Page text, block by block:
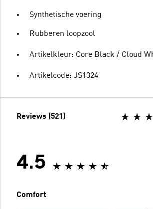
Synthetische voering
Rubberen loopzool
Artikelkleur: Core Black / Cloud
Artikelcode: JS1324
Reviews (521)
4.5
Comfort